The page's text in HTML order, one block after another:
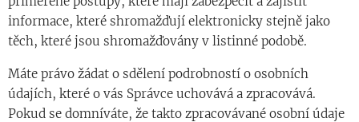
informace, které shromažďují elektronicky stejně jako
těch, které jsou shromažďovány v listinné podobě.
Máte právo žádat o sdělení podrobností o osobních
údajích, které o vás Správce uchovává a zpracovává.
Pokud se domníváte, že takto zpracovávané osobní údaje